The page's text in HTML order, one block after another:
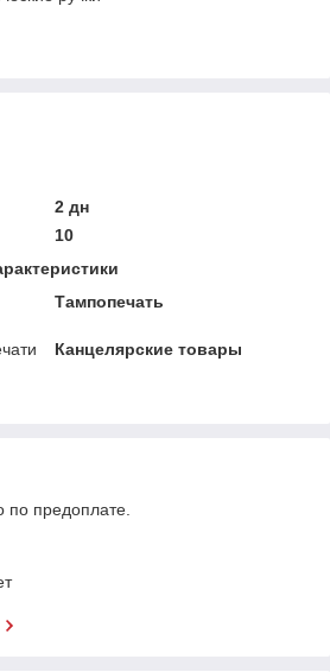
2 дн
10
Тампопечать
Канцелярские товары
по предоплате.